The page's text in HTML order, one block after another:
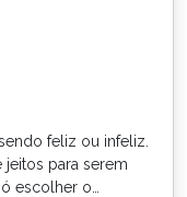
feliz ou infeliz.
jeitos para serem
escolher o…